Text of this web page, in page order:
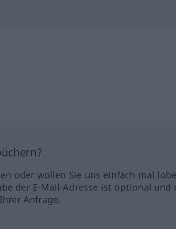
oder wollen Sie uns einfach mal
der E-Mail-Adresse ist optional und
Anfrage.